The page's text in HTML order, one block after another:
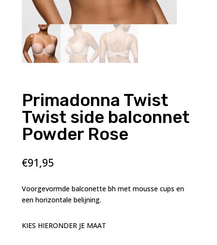
Primadonna Twist
Twist side balconnet
Powder Rose
€91,95
Voorgevormde balconette bh met mousse cups en
een horizontale belijning.
KIES HIERONDER JE MAAT